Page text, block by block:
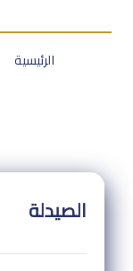
الرئيسية
الصيدلة